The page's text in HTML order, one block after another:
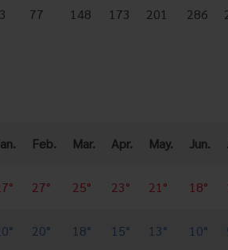
77 148 173 201 286
Feb. Mar. Apr. May. Jun.
27° 25° 23° 21° 18°
20° 18° 15° 13° 10°